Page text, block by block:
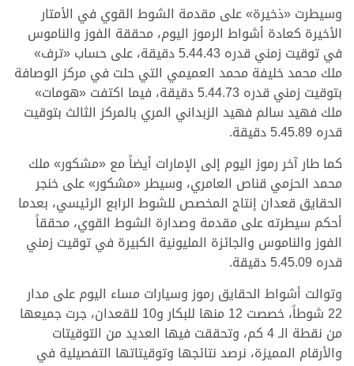
وسيطرت «ذخيرة» على مقدمة الشوط القوي في الأمتار
الأخيرة كعادة أشواط الرموز اليوم، محققة الفوز والناموس
في توقيت زمني قدره 5.44.43 دقيقة، على حساب «ترف»
ملك محمد خليفة محمد العميمي التي حلت في مركز الوصافة
بتوقيت زمني قدره 5.44.73 دقيقة، فيما اكتفت «هومات»
ملك فهيد سالم فهيد الزبداني المري بالمركز الثالث بتوقيت
قدره 5.45.89 دقيقة.
كما طار آخر رموز اليوم إلى الإمارات أيضاً مع «مشكور» ملك
محمد الحزمي قناص العامري، وسيطر «مشكور» على خنجر
الحقايق قعدان إنتاج المخصص للشوط الرابع الرئيسي، بعدما
أحكم سيطرته على مقدمة وصدارة الشوط القوي، محققاً
الفوز والناموس والجائزة المليونية الكبيرة في توقيت زمني
قدره 5.45.09 دقيقة.
وتوالت أشواط الحقايق رموز وسيارات مساء اليوم على مدار
22 شوطاً، خصصت 12 منها للبكار و10 للقعدان، جرت جميعها
من نقطة الـ 4 كم، وتحققت فيها العديد من التوقيتات
والأرقام المميزة، نرصد نتائجها وتوقيتاتها التفصيلية في